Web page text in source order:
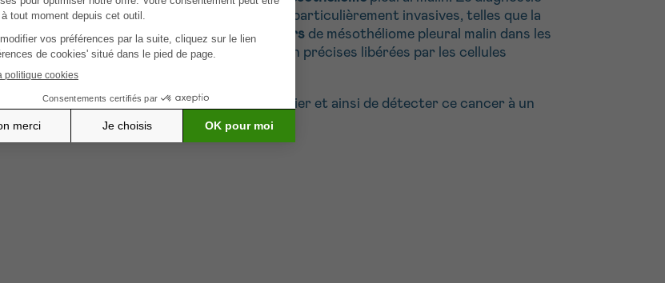
stade trèstardifet nécessite des méthodes particulièrement invasives, telles que la
nous souhaitons rechercher desmarqueurs de mésothéliome pleural malin dans les
ces derniers la présence de protéines bien précises libérées par les cellules
de mettre en place undépistage
plus régulier et ainsi de détecter ce cancer à un
de réussite du traitement.